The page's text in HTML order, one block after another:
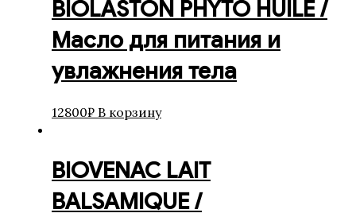
BIOLASTON PHYTO HUILE /
Масло для питания и
увлажнения тела
12800₽ В корзину
BIOVENAC LAIT
BALSAMIQUE /